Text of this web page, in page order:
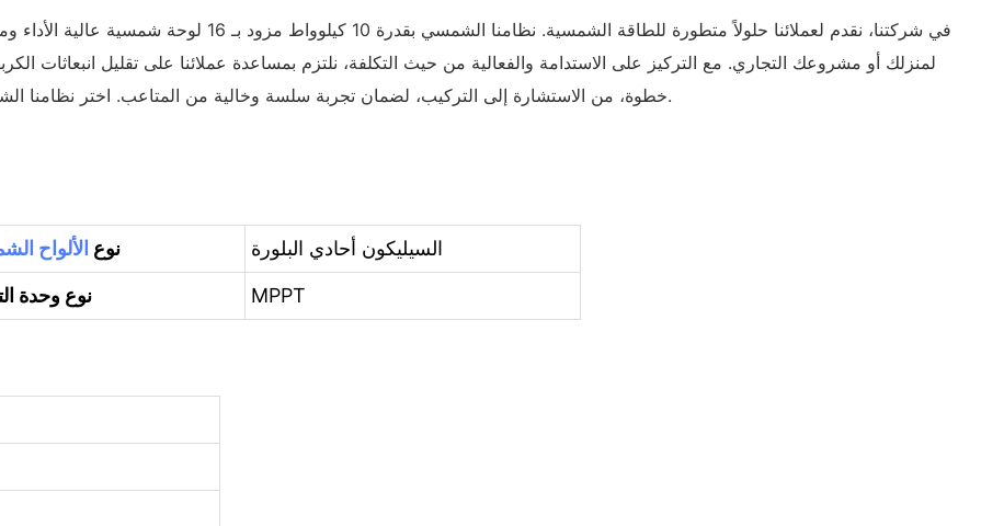
لمنزلك أو مشروعك التجاري. مع التركيز على الاستدامة والفعالية من حيث التكلفة، نلتزم بمساعدة عملائنا على تقليل انبعاثات
خطوة، من الاستشارة إلى التركيب، لضمان تجربة سلسة وخالية من المتاعب. اختر نظامنا الشمسي ودعنا نساعدك على بناء مستقبل أكثر إشراقًا واستدامة.
نوع الألواح السيليكون أحادي البلورة
نوع وحدة MPPT